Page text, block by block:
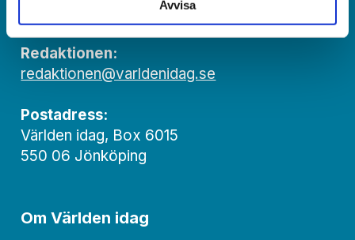
Avvisa
kundtjanst@varldenidag.se
Redaktionen:
redaktionen@varldenidag.se
Postadress:
Världen idag, Box 6015
550 06 Jönköping
Om Världen idag